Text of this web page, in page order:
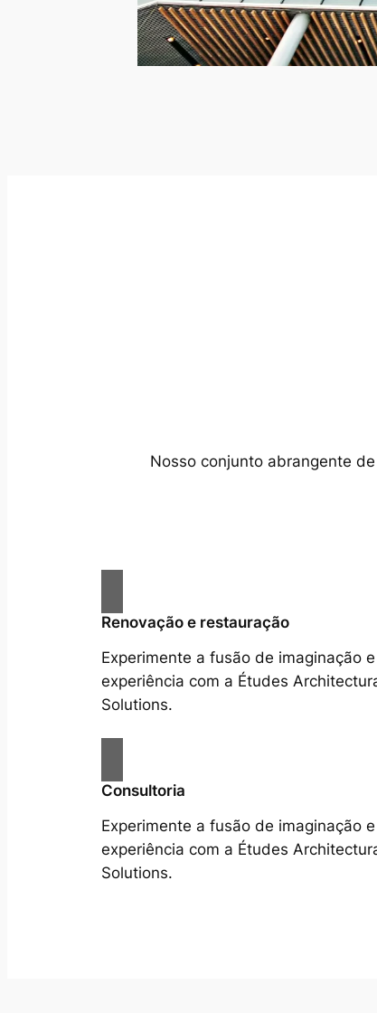
Nosso conjunto abrangente
Renovação e restauração
Experimente a fusão de imaginação e
experiência com a Études
Solutions.
Consultoria
Experimente a fusão de imaginação e
experiência com a Études
Solutions.